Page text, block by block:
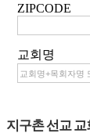
ZIPCODE
교회명
지구촌 선교 교